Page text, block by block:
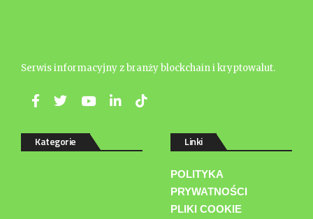
Serwis informacyjny z branży blockchain i kryptowalut.
Kategorie Linki
POLITYKA
PRYWATNOŚCI
PLIKI COOKIE